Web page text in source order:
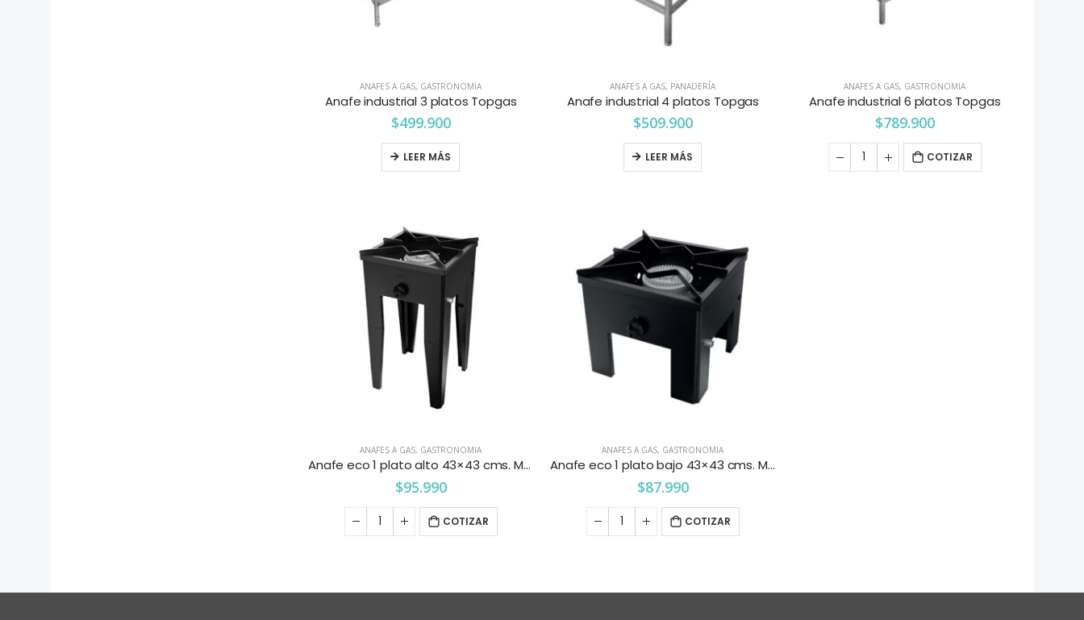
ANAFES A GAS, GASTRONOMIA
Anafe industrial 3 platos Topgas
$499.900
LEER MÁS
ANAFES A GAS, PANADERÍA
Anafe industrial 4 platos Topgas
$509.900
LEER MÁS
ANAFES A GAS, GASTRONOMIA
Anafe industrial 6 platos Topgas
$789.900
COTIZAR
ANAFES A GAS, GASTRONOMIA
Anafe eco 1 plato alto 43×43 cms. Maigas
$95.990
COTIZAR
ANAFES A GAS, GASTRONOMIA
Anafe eco 1 plato bajo 43×43 cms. Maigas
$87.990
COTIZAR